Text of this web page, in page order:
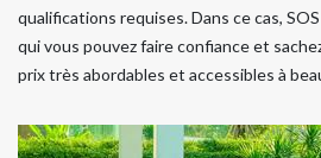
qualifications requises. Dans ce cas,
qui vous pouvez faire confiance et
prix très abordables et accessibles à